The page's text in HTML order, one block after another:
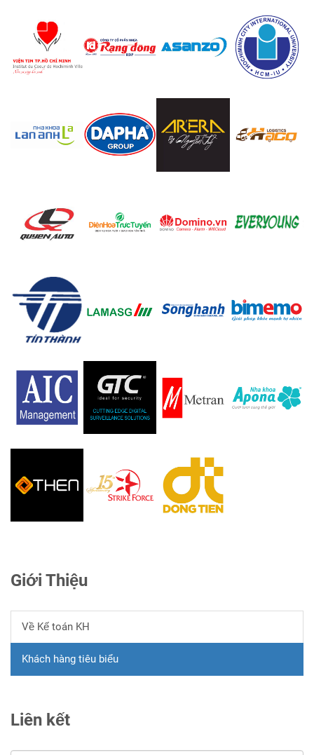
Giới Thiệu
Về Kế toán KH
Khách hàng tiêu biểu
Liên kết